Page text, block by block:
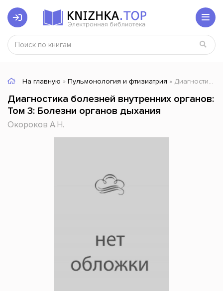
На главную » Пульмонология и фтизиатрия » Диагностика болезней внутренних органов: Том 3: Болезни органов дыхания
Диагностика болезней внутренних органов:
Том 3: Болезни органов дыхания
Окороков А.Н.